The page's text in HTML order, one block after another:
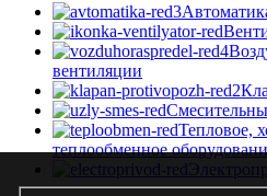
вентиляции
Тепловое,
теплообменное